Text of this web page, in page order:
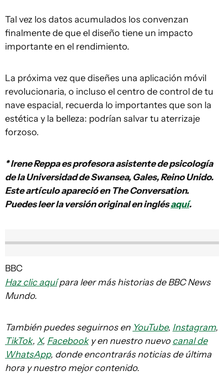
Tal vez los datos acumulados los convenzan
finalmente de que el diseño tiene un impacto
importante en el rendimiento.
La próxima vez que diseñes una aplicación móvil
revolucionaria, o incluso el centro de control de tu
nave espacial, recuerda lo importantes que son la
estética y la belleza: podrían salvar tu aterrizaje
forzoso.
* Irene Reppa es profesora asistente de psicología
de la Universidad de Swansea, Gales, Reino Unido.
Este artículo apareció en The Conversation.
Puedes leer la versión original en inglésaquí.
BBC
Haz clic aquípara leer más historias de BBC News
Mundo.
También puedes seguirnos en YouTube, Instagram,
TikTok, X, Facebooky en nuestro nuevo canal de
WhatsApp, donde encontrarás noticias de última
hora y nuestro mejor contenido.